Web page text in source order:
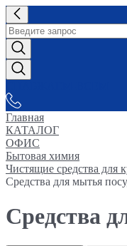
Главная
КАТАЛОГ
ОФИС
Бытовая химия
Чистящие средства для
Средства для мытья
Средства